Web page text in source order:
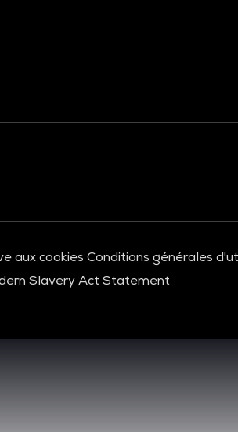
aux cookies Conditions générales
Slavery Act Statement